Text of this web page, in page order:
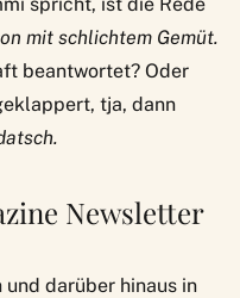
mit schlichtem Gemüt.
beantwortet? Oder
tja, dann
Newsletter
darüber hinaus in